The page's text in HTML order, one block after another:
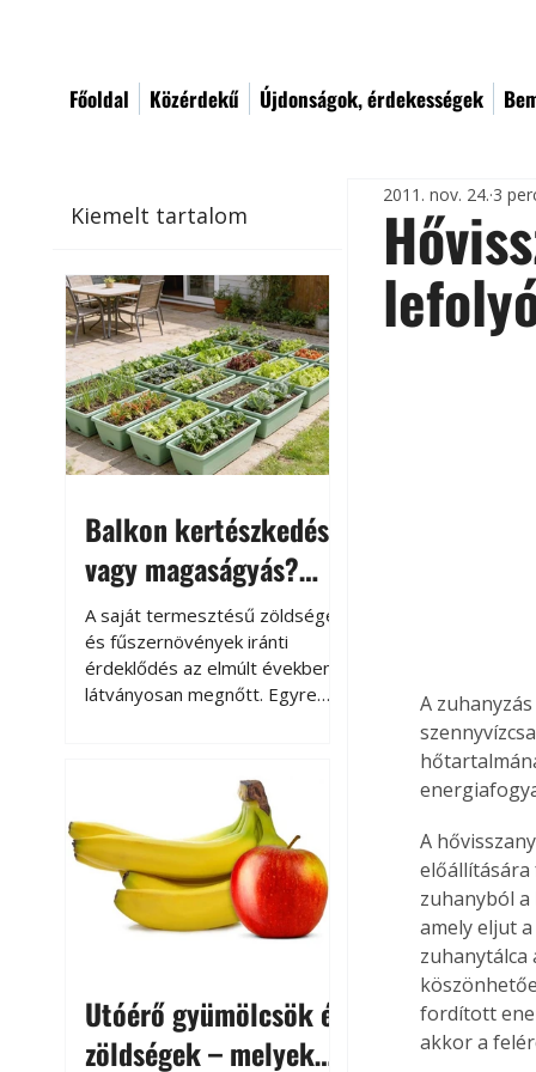
Főoldal Közérdekű Újdonságok, érdekességek
Kiemelt tartalom
Balkon kertészkedés
vagy magaságyás?
Helytakarékos
kertészkedés
A saját termesztésű zöldségek
és fűszernövények iránti
érdeklődés az elmúlt években
látványosan megnőtt. Egyre
kertészkedés sokak számára
kikapcsolódást és feltöltődést
is jelent.
Utóérő gyümölcsök és
zöldségek – melyek
2011. nov. 24. 3
A
A
előállítására
zuhanyból
amely eljut
zuhanytálca
fordított
akkor a